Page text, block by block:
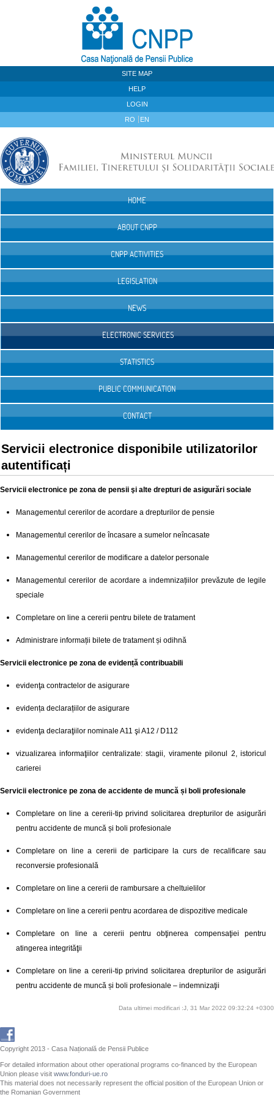
SITE MAP
HELP
LOGIN
RO EN
HOME
ABOUT CNPP
CNPP ACTIVITIES
LEGISLATION
NEWS
ELECTRONIC SERVICES
STATISTICS
PUBLIC COMMUNICATION
CONTACT
Servicii electronice disponibile utilizatorilor
autentificați
Servicii electronice pe zona de pensii şi alte drepturi de asigurări sociale
Managementul cererilor de acordare a drepturilor de pensie
Managementul cererilor de încasare a sumelor neîncasate
Managementul cererilor de modificare a datelor personale
Managementul cererilor de acordare a indemnizațiilor prevăzute de legile
speciale
Completare on line a cererii pentru bilete de tratament
Administrare informații bilete de tratament și odihnă
Servicii electronice pe zona de evidență contribuabili
evidenţa contractelor de asigurare
evidența declarațiilor de asigurare
evidenţa declaraţiilor nominale A11 şi A12 / D112
vizualizarea informaţiilor centralizate: stagii, viramente pilonul 2, istoricul
carierei
Servicii electronice pe zona de accidente de muncă și boli profesionale
Completare on line a cererii-tip privind solicitarea drepturilor de asigurări
pentru accidente de muncă și boli profesionale
Completare on line a cererii de participare la curs de recalificare sau
reconversie profesională
Completare on line a cererii de rambursare a cheltuielilor
Completare on line a cererii pentru acordarea de dispozitive medicale
Completare on line a cererii pentru obţinerea compensaţiei pentru
atingerea integrităţii
Completare on line a cererii-tip privind solicitarea drepturilor de asigurări
pentru accidente de muncă și boli profesionale – indemnizaţii
Data ultimei modificari :J, 31 Mar 2022 09:32:24 +0300
Copyright 2013 - Casa Națională de Pensii Publice
For detailed information about other operational programs co-financed by the European
Union please visit www.fonduri-ue.ro
This material does not necessarily represent the official position of the European Union or
the Romanian Government